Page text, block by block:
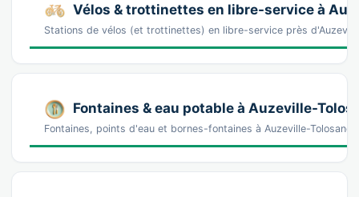
Vélos & trottinettes en libre-service à
Stations de vélos (et trottinettes) en libre-service près
Fontaines & eau potable à Auzeville-
Fontaines, points d'eau et bornes-fontaines à Auzeville-